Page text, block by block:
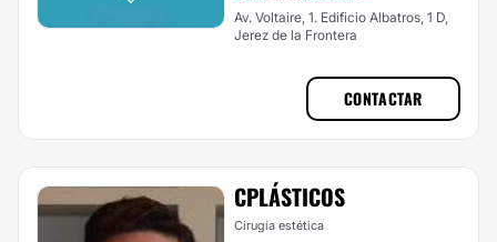
Av. Voltaire, 1. Edificio Albatros, 1 D,
Jerez de la Frontera
CONTACTAR
CPLÁSTICOS
Cirugía estética